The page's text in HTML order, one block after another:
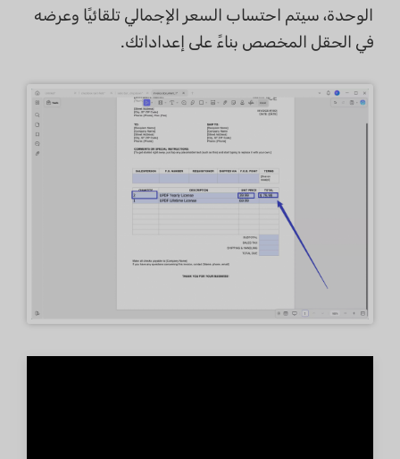
الوحدة، سيتم احتساب السعر الإجمالي تلقائيًا وعرضه
في الحقل المخصص بناءً على إعداداتك.